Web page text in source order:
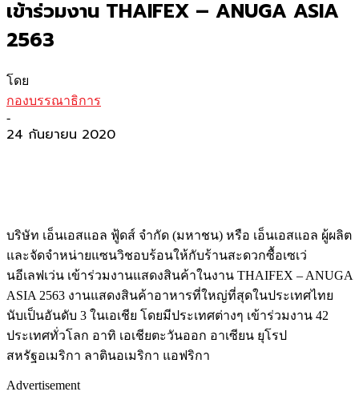
เข้าร่วมงาน THAIFEX – ANUGA ASIA
2563
โดย
กองบรรณาธิการ
-
24 กันยายน 2020
บริษัท เอ็นเอสแอล ฟู้ดส์ จำกัด (มหาชน) หรือ เอ็นเอสแอล ผู้ผลิต
และจัดจำหน่ายแซนวิชอบร้อนให้กับร้านสะดวกซื้อเซเว่
นอีเลฟเว่น เข้าร่วมงานแสดงสินค้าในงาน THAIFEX – ANUGA
ASIA 2563 งานแสดงสินค้าอาหารที่ใหญ่ที่สุดในประเทศไทย
นับเป็นอันดับ 3 ในเอเชีย โดยมีประเทศต่างๆ เข้าร่วมงาน 42
ประเทศทั่วโลก อาทิ เอเชียตะวันออก อาเซียน ยุโรป
สหรัฐอเมริกา ลาตินอเมริกา แอฟริกา
Advertisement